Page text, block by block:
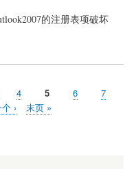
0x800ccc81
的注册表项破坏
页
4
当
前
5
页
6
页
7
›
末
末页 »